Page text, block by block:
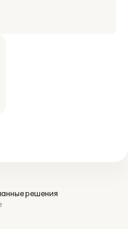
решения